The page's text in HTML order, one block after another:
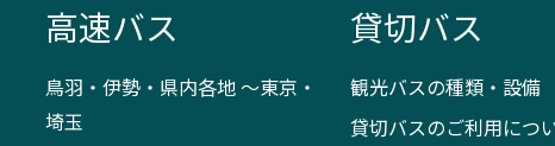
高速バス
鳥羽・伊勢・県内各地 ～東京・
埼玉
貸切バス
観光バスの種類・設備
貸切バスのご利用につ